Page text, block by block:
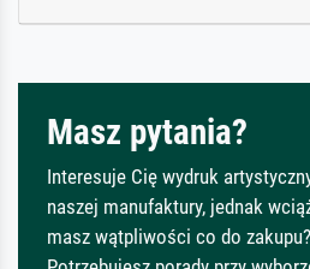
Masz pytania?
Interesuje Cię wydruk
naszej manufaktury, jednak
masz wątpliwości co do zakupu?